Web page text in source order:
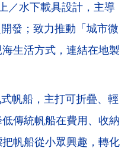
下載具設計，主導
發；致力推動「城市微
生活方式，連結在地製
帆船，主打可折疊、輕
傳統帆船在費用、收納
帆船從小眾興趣，轉化